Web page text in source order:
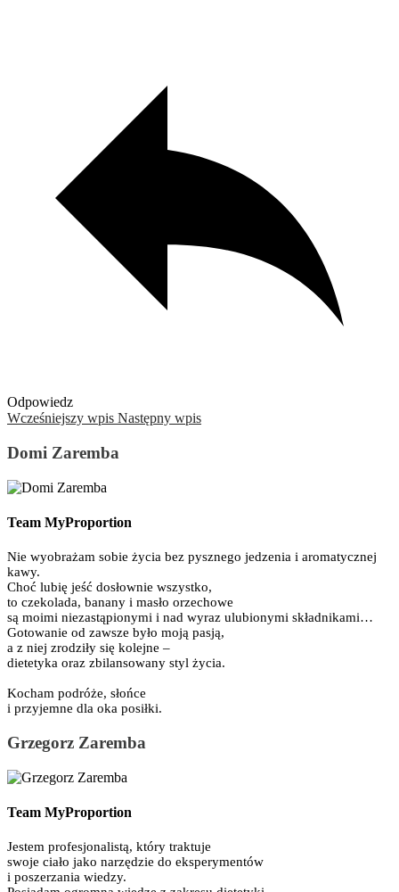
Odpowiedz
Wcześniejszy wpis Następny wpis
Domi Zaremba
Team MyProportion
Nie wyobrażam sobie życia bez pysznego jedzenia i aromatycznej
kawy.
Choć lubię jeść dosłownie wszystko,
to czekolada, banany i masło orzechowe
są moimi niezastąpionymi i nad wyraz ulubionymi składnikami…
Gotowanie od zawsze było moją pasją,
a z niej zrodziły się kolejne –
dietetyka oraz zbilansowany styl życia.
Kocham podróże, słońce
i przyjemne dla oka posiłki.
Grzegorz Zaremba
Team MyProportion
Jestem profesjonalistą, który traktuje
swoje ciało jako narzędzie do eksperymentów
i poszerzania wiedzy.